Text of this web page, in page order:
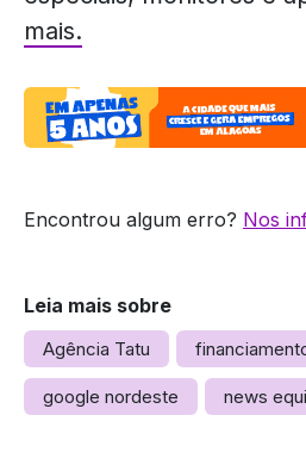
mais.
Encontrou algum erro? Nos
Leia mais sobre
Agência Tatu
google nordeste news